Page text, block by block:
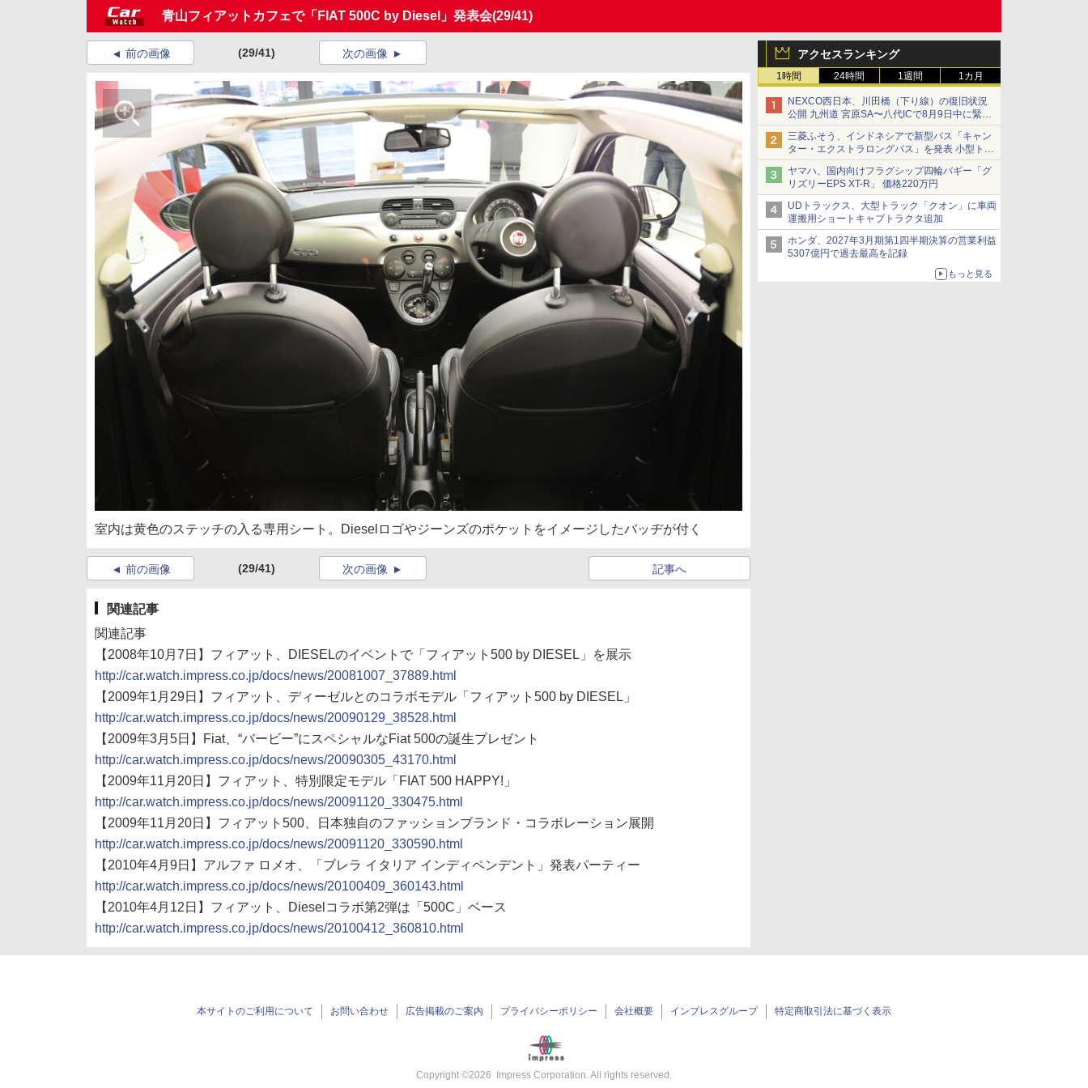
青山フィアットカフェで「FIAT 500C by Diesel」発表会(29/41)
アクセスランキング
1時間 24時間 1週間 1カ月
NEXCO西日本、川田橋（下り線）の復旧状況
公開 九州道 宮原SA〜八代ICで8月9日中に緊急
車両を通行可能に
三菱ふそう、インドネシアで新型バス「キャン
ター・エクストラロングバス」を発表 小型トラ
ックベースの観光・旅客輸送向けバス
ヤマハ、国内向けフラグシップ四輪バギー「グ
リズリーEPS XT-R」 価格220万円
UDトラックス、大型トラック「クオン」に車両
運搬用ショートキャブトラクタ追加
ホンダ、2027年3月期第1四半期決算の営業利益
5307億円で過去最高を記録
もっと見る
前の画像 (29/41) 次の画像
室内は黄色のステッチの入る専用シート。Dieselロゴやジーンズのポケットをイメージしたバッヂが付く
前の画像 (29/41) 記事へ
次の画像
関連記事
関連記事
【2008年10月7日】フィアット、DIESELのイベントで「フィアット500 by DIESEL」を展示
http://car.watch.impress.co.jp/docs/news/20081007_37889.html
【2009年1月29日】フィアット、ディーゼルとのコラボモデル「フィアット500 by DIESEL」
http://car.watch.impress.co.jp/docs/news/20090129_38528.html
【2009年3月5日】Fiat、“バービー”にスペシャルなFiat 500の誕生プレゼント
http://car.watch.impress.co.jp/docs/news/20090305_43170.html
【2009年11月20日】フィアット、特別限定モデル「FIAT 500 HAPPY!」
http://car.watch.impress.co.jp/docs/news/20091120_330475.html
【2009年11月20日】フィアット500、日本独自のファッションブランド・コラボレーション展開
http://car.watch.impress.co.jp/docs/news/20091120_330590.html
【2010年4月9日】アルファ ロメオ、「ブレラ イタリア インディペンデント」発表パーティー
http://car.watch.impress.co.jp/docs/news/20100409_360143.html
【2010年4月12日】フィアット、Dieselコラボ第2弾は「500C」ベース
http://car.watch.impress.co.jp/docs/news/20100412_360810.html
本サイトのご利用について お問い合わせ 広告掲載のご案内 プライバシーポリシー 会社概要 インプレスグループ 特定商取引法に基づく表示
Copyright ©2026 Impress Corporation. All rights reserved.